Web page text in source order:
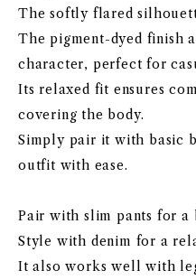
The softly flared
The pigment-dyed finish
character, perfect for
Its relaxed fit ensures
covering the body.
Simply pair it with basic
outfit with ease.
Pair with slim pants for a
Style with denim for a
It also works well with